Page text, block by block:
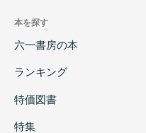
本を探す
六一書房の本
ランキング
特価図書
特集